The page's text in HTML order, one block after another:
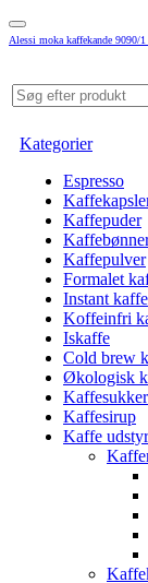
Alessi moka kaffekande 9090/
Kategorier
Espresso
Kaffepuder
Kaffepulver
Formalet
Instant kaffe
Koffeinfri
Iskaffe
Cold brew
Økologisk
Kaffesukker
Kaffesirup
Kaffe udstyr